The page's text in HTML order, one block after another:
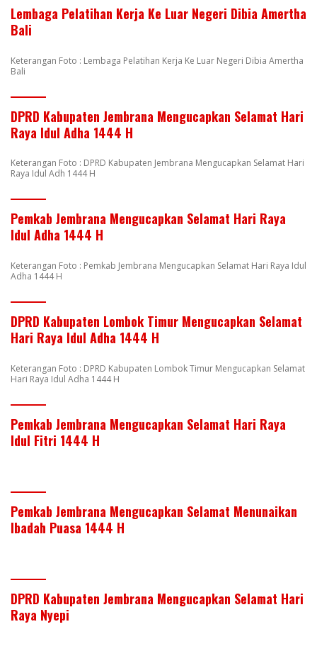
Lembaga Pelatihan Kerja Ke Luar Negeri Dibia Amertha
Bali
Keterangan Foto : Lembaga Pelatihan Kerja Ke Luar Negeri Dibia Amertha
Bali
DPRD Kabupaten Jembrana Mengucapkan Selamat Hari
Raya Idul Adha 1444 H
Keterangan Foto : DPRD Kabupaten Jembrana Mengucapkan Selamat Hari
Raya Idul Adh 1444 H
Pemkab Jembrana Mengucapkan Selamat Hari Raya
Idul Adha 1444 H
Keterangan Foto : Pemkab Jembrana Mengucapkan Selamat Hari Raya Idul
Adha 1444 H
DPRD Kabupaten Lombok Timur Mengucapkan Selamat
Hari Raya Idul Adha 1444 H
Keterangan Foto : DPRD Kabupaten Lombok Timur Mengucapkan Selamat
Hari Raya Idul Adha 1444 H
Pemkab Jembrana Mengucapkan Selamat Hari Raya
Idul Fitri 1444 H
Pemkab Jembrana Mengucapkan Selamat Menunaikan
Ibadah Puasa 1444 H
DPRD Kabupaten Jembrana Mengucapkan Selamat Hari
Raya Nyepi